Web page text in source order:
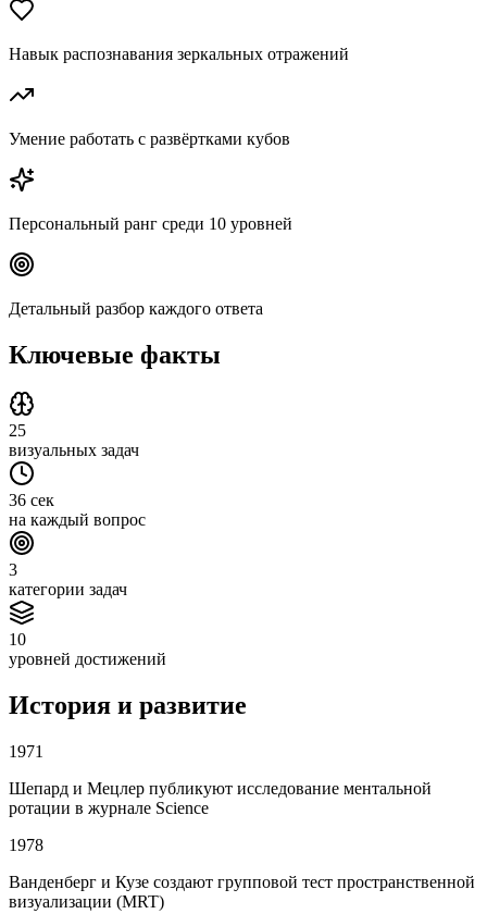
Навык распознавания зеркальных отражений
Умение работать с развёртками кубов
Персональный ранг среди 10 уровней
Детальный разбор каждого ответа
Ключевые факты
25
визуальных задач
36 сек
на каждый вопрос
3
категории задач
10
уровней достижений
История и развитие
1971
Шепард и Мецлер публикуют исследование ментальной
ротации в журнале Science
1978
Ванденберг и Кузе создают групповой тест пространственной
визуализации (MRT)